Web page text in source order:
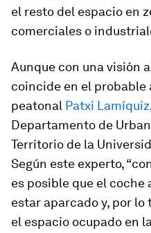
el resto del espacio en
comerciales o
Aunque con una visión
coincide en el probable
peatonal Patxi Lamíquiz
Departamento de
Territorio de la
Según este experto,
es posible que el coche
estar aparcado y, por
el espacio ocupado en